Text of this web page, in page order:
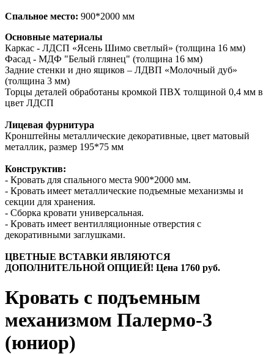
Спальное место: 900*2000 мм
Основные материалы
Каркас - ЛДСП «Ясень Шимо светлый» (толщина 16 мм)
Фасад - МДФ "Белый глянец" (толщина 16 мм)
Задние стенки и дно ящиков – ЛДВП «Молочный дуб»
(толщина 3 мм)
Торцы деталей обработаны кромкой ПВХ толщиной 0,4 мм в
цвет ЛДСП
Лицевая фурнитура
Кронштейны металлические декоративные, цвет матовый
металлик, размер 195*75 мм
Конструктив:
- Кровать для спального места 900*2000 мм.
- Кровать имеет металлические подъемные механизмы и
секции для хранения.
- Сборка кровати универсальная.
- Кровать имеет вентилляционные отверстия с
декоративными заглушками.
ЦВЕТНЫЕ ВСТАВКИ ЯВЛЯЮТСЯ
ДОПОЛНИТЕЛЬНОЙ ОПЦИЕЙ! Цена 1760 руб.
Кровать с подъемным
механизмом Палермо-3
(юниор)